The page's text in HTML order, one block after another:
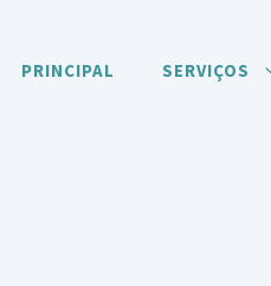
PRINCIPAL SERVIÇOS